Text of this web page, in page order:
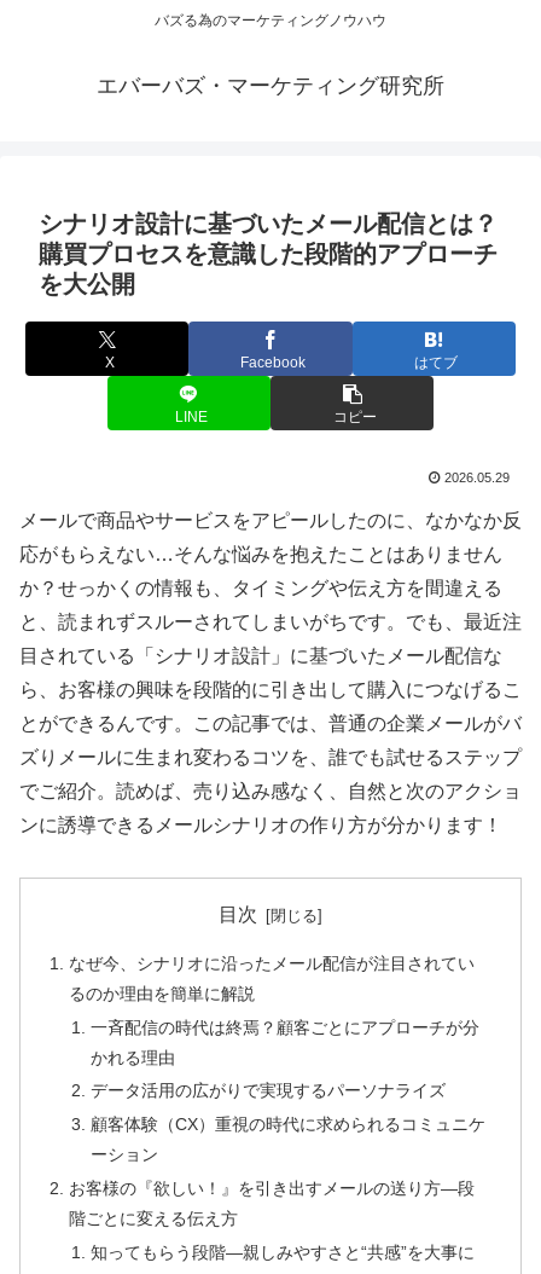
バズる為のマーケティングノウハウ
エバーバズ・マーケティング研究所
シナリオ設計に基づいたメール配信とは？
購買プロセスを意識した段階的アプローチ
を大公開
X Facebook はてブ
LINE コピー
2026.05.29
メールで商品やサービスをアピールしたのに、なかなか反
応がもらえない…そんな悩みを抱えたことはありません
か？せっかくの情報も、タイミングや伝え方を間違える
と、読まれずスルーされてしまいがちです。でも、最近注
目されている「シナリオ設計」に基づいたメール配信な
ら、お客様の興味を段階的に引き出して購入につなげるこ
とができるんです。この記事では、普通の企業メールがバ
ズりメールに生まれ変わるコツを、誰でも試せるステップ
でご紹介。読めば、売り込み感なく、自然と次のアクショ
ンに誘導できるメールシナリオの作り方が分かります！
目次
なぜ今、シナリオに沿ったメール配信が注目されてい
るのか理由を簡単に解説
一斉配信の時代は終焉？顧客ごとにアプローチが分
かれる理由
データ活用の広がりで実現するパーソナライズ
顧客体験（CX）重視の時代に求められるコミュニケ
ーション
お客様の『欲しい！』を引き出すメールの送り方―段
階ごとに変える伝え方
知ってもらう段階―親しみやすさと“共感”を大事に